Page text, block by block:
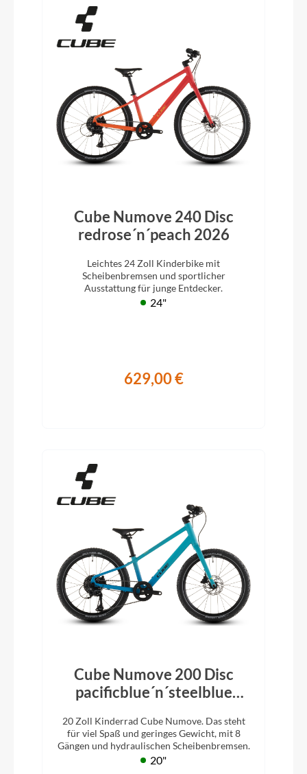
Cube Numove 240 Disc
redrose´n´peach 2026
Leichtes 24 Zoll Kinderbike mit
Scheibenbremsen und sportlicher
Ausstattung für junge Entdecker.
24"
629,00 €
Cube Numove 200 Disc
pacificblue´n´steelblue
20 Zoll Kinderrad Cube Numove. Das steht
für viel Spaß und geringes Gewicht, mit 8
Gängen und hydraulischen Scheibenbremsen.
20"